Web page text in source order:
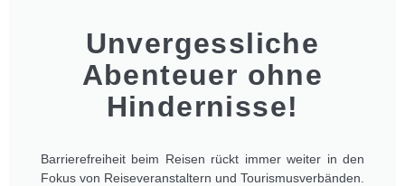
Unvergessliche
Abenteuer ohne
Hindernisse!
Barrierefreiheit beim Reisen rückt immer weiter in den
Fokus von Reiseveranstaltern und Tourismusverbänden.